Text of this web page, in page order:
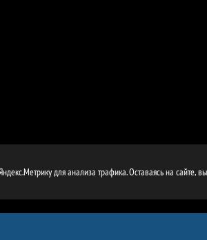
для анализа трафика. Оставаясь на сайте,